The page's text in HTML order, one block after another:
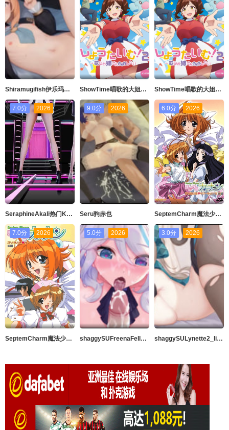
Shiramugifish伊乐玛丽Live2D语音版 ShowTime唱歌的大姐姐也想做第二季_第05集 ShowTime唱歌的大姐姐也想做第二季_第03集
7.0分 2026
SeraphineAkali热门Kpop舞蹈英雄联盟
9.0分 2026
Seru驹赤也
6.0分 2026
SeptemCharm魔法少女加奈SP2
7.0分 2026
SeptemCharm魔法少女加奈SP1
5.0分 2026
shaggySUFreenaFellation_live2dAnimeGenshinImpact完整版带ASMR音频MP42K高品质暨在嘴里60fps
3.0分 2026
shaggySULynette2_live2d动漫原神完整版带ASMR音频MP42k高品质中出60fps